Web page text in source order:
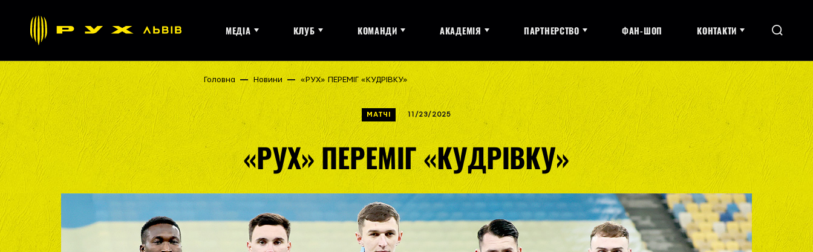
МЕДІА КЛУБ КОМАНДИ АКАДЕМІЯ ПАРТНЕРСТВО ФАН-ШОП КОНТАКТИ
Головна Новини «РУХ» ПЕРЕМІГ «КУДРІВКУ»
МАТЧІ 11/23/2025
«РУХ» ПЕРЕМІГ «КУДРІВКУ»